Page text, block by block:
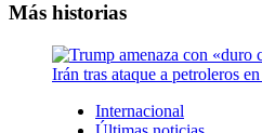
Más historias
Internacional